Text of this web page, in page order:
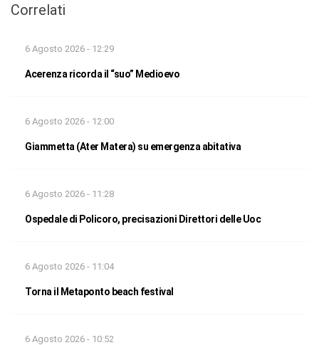
Correlati
6 Agosto 2026 - 12:29
Acerenza ricorda il “suo” Medioevo
6 Agosto 2026 - 12:00
Giammetta (Ater Matera) su emergenza abitativa
6 Agosto 2026 - 11:28
Ospedale di Policoro, precisazioni Direttori delle Uoc
6 Agosto 2026 - 11:04
Torna il Metaponto beach festival
6 Agosto 2026 - 10:52